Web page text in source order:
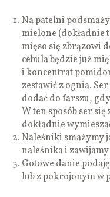
Na patelni
mielone (dokładnie
mięso się zbrązowi
cebula będzie już
i koncentrat
zestawić z ognia.
dodać do farszu,
W ten sposób ser
dokładnie
Naleśniki smażymy
naleśnika i
Gotowe danie
lub z pokrojonym w